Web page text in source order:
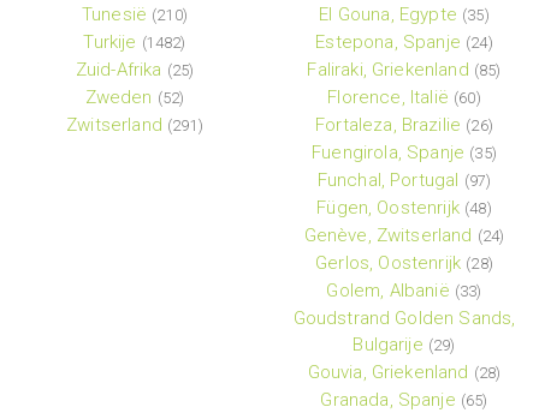
Tunesië (210)
Turkije (1482)
Zuid-Afrika (25)
Zweden (52)
Zwitserland (291)
El Gouna, Egypte (35)
Estepona, Spanje (24)
Faliraki, Griekenland (85)
Florence, Italië (60)
Fortaleza, Brazilie (26)
Fuengirola, Spanje (35)
Funchal, Portugal (97)
Fügen, Oostenrijk (48)
Genève, Zwitserland (24)
Gerlos, Oostenrijk (28)
Golem, Albanië (33)
Goudstrand Golden Sands,
Bulgarije (29)
Gouvia, Griekenland (28)
Granada, Spanje (65)